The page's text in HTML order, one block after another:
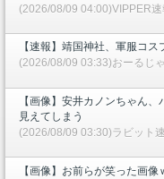
(2026/08/09 04:00)VIPPER速
【速報】靖国神社、軍服コ
(2026/08/09 03:33)おーるじ
【画像】安井カノンちゃん
見えてしまう
(2026/08/09 03:30)ラビット
【画像】お前らが笑った画像